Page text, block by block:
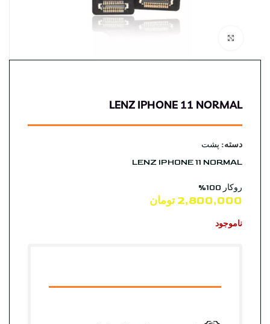
LENZ IPHONE 11 NORMAL
دسته: پشت
LENZ IPHONE 11 NORMAL
روکار 100%
2,800,000 تومان
ناموجود